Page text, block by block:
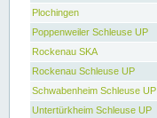
Plochingen
Poppenweiler Schleuse UP
Rockenau SKA
Rockenau Schleuse UP
Schwabenheim Schleuse UP
Untertürkheim Schleuse UP